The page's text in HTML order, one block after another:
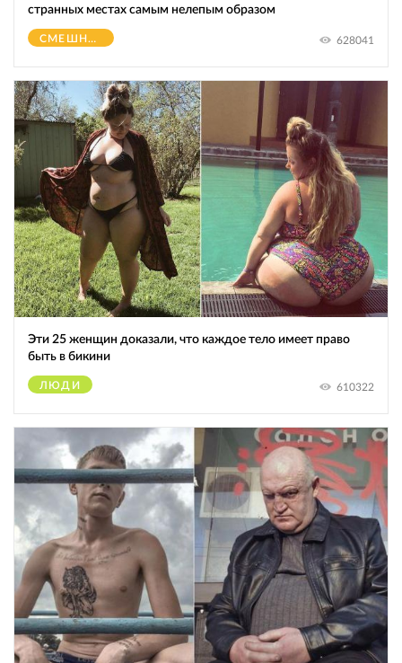
странных местах самым нелепым образом
СМЕШНОЕ 628041
Эти 25 женщин доказали, что каждое тело имеет право
быть в бикини
ЛЮДИ 610322